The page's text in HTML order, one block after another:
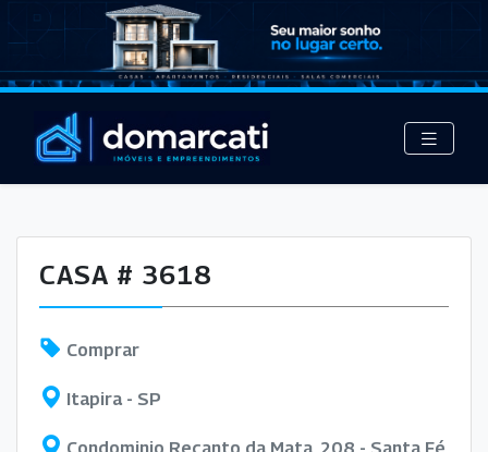
CASA # 3618
Comprar
Itapira - SP